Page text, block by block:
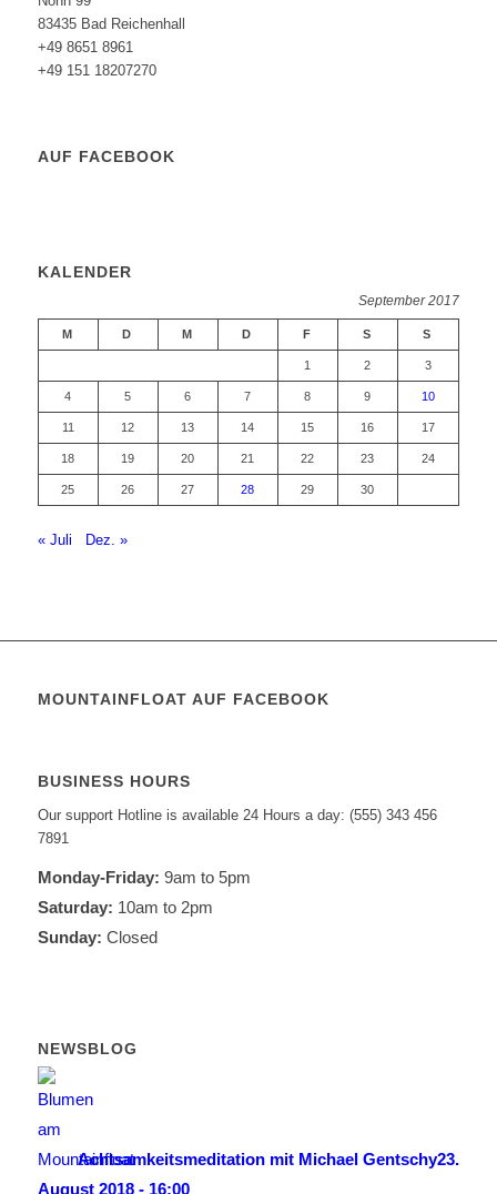
83435 Bad Reichenhall
+49 8651 8961
+49 151 18207270
AUF FACEBOOK
KALENDER
September 2017
M D M D F S S
1 2 3
4 5 6 7 8 9 10
11 12 13 14 15 16 17
18 19 20 21 22 23 24
25 26 27 28 29 30
« Juli Dez. »
MOUNTAINFLOAT AUF FACEBOOK
BUSINESS HOURS
Our support Hotline is available 24 Hours a day: (555) 343 456
7891
Monday-Friday: 9am to 5pm
Saturday: 10am to 2pm
Sunday: Closed
NEWSBLOG
Achtsamkeitsmeditation mit Michael Gentschy23.
August 2018 - 16:00